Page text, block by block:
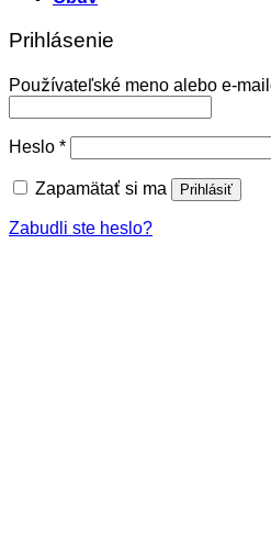
Prihlásenie
Používateľské meno alebo e-
Heslo *Povinné
Zapamätať si ma Prihlásiť
Zabudli ste heslo?